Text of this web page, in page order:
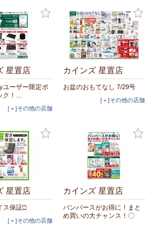
星置店
ユーザー限定ポ
ク！…
[＋]その他の店舗
カインズ 星置店
お盆のおもてなし 7/29号
[＋]その他の店舗
星置店
ス保証□
[＋]その他の店舗
カインズ 星置店
パンパースがお得に！まと
め買いの大チャンス！〇